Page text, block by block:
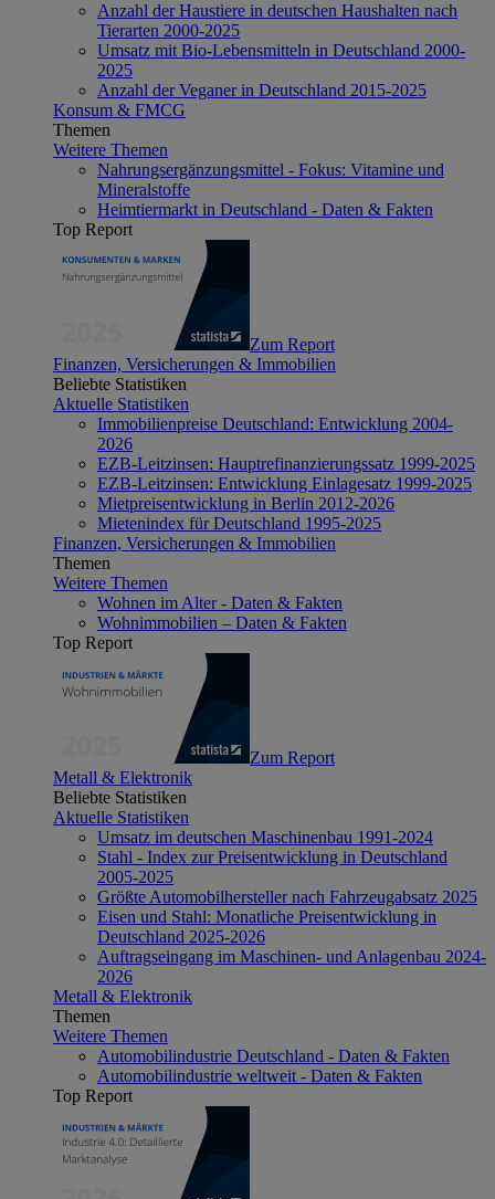
Anzahl der Haustiere in deutschen Haushalten nach
Tierarten 2000-2025
Umsatz mit Bio-Lebensmitteln in Deutschland 2000-
2025
Anzahl der Veganer in Deutschland 2015-2025
Konsum & FMCG
Themen
Weitere Themen
Nahrungsergänzungsmittel - Fokus: Vitamine und
Mineralstoffe
Heimtiermarkt in Deutschland - Daten & Fakten
Top Report
Zum Report
Finanzen, Versicherungen & Immobilien
Beliebte Statistiken
Aktuelle Statistiken
Immobilienpreise Deutschland: Entwicklung 2004-
2026
EZB-Leitzinsen: Hauptrefinanzierungssatz 1999-2025
EZB-Leitzinsen: Entwicklung Einlagesatz 1999-2025
Mietpreisentwicklung in Berlin 2012-2026
Mietenindex für Deutschland 1995-2025
Finanzen, Versicherungen & Immobilien
Themen
Weitere Themen
Wohnen im Alter - Daten & Fakten
Wohnimmobilien – Daten & Fakten
Top Report
Zum Report
Metall & Elektronik
Beliebte Statistiken
Aktuelle Statistiken
Umsatz im deutschen Maschinenbau 1991-2024
Stahl - Index zur Preisentwicklung in Deutschland
2005-2025
Größte Automobilhersteller nach Fahrzeugabsatz 2025
Eisen und Stahl: Monatliche Preisentwicklung in
Deutschland 2025-2026
Auftragseingang im Maschinen- und Anlagenbau 2024-
2026
Metall & Elektronik
Themen
Weitere Themen
Automobilindustrie Deutschland - Daten & Fakten
Automobilindustrie weltweit - Daten & Fakten
Top Report